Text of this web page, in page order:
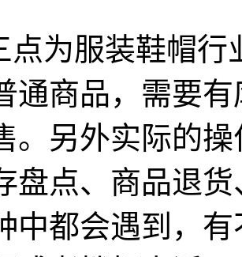
点为服装鞋帽
通商品，需要
。另外实际的
盘点、商品退
中都会遇到，